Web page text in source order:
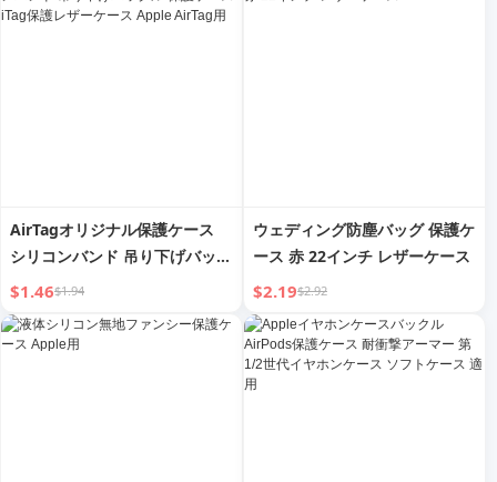
AirTagオリジナル保護ケース
シリコンバンド 吊り下げバック
ル 保護ケース iTag保護レザー
ケース Apple AirTag用
$1.46$1.94
ウェディング防塵バッグ 保護ケ
ース 赤 22インチ レザーケース
$2.19$2.92